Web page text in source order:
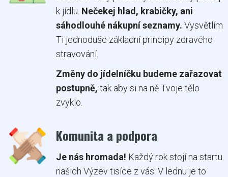
k jídlu. Nečekej hlad, krabičky, ani
sáhodlouhé nákupní seznamy. Vysvětlím
Ti jednoduše základní principy zdravého
stravování.
Změny do jídelníčku budeme zařazovat
postupně, tak aby si na ně Tvoje tělo
zvyklo.
Komunita a podpora
Je nás hromada! Každý rok stojí na startu
našich Výzev tisíce z vás. V lednu je to